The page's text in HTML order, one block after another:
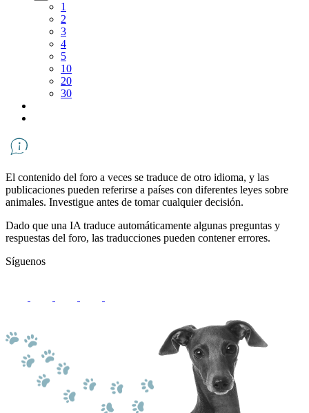
1
2
3
4
5
10
20
30
El contenido del foro a veces se traduce de otro idioma, y ​​las
publicaciones pueden referirse a países con diferentes leyes sobre
animales. Investigue antes de tomar cualquier decisión.
Dado que una IA traduce automáticamente algunas preguntas y
respuestas del foro, las traducciones pueden contener errores.
Síguenos